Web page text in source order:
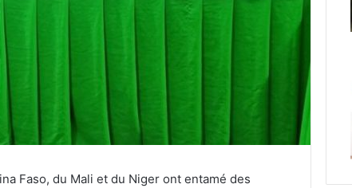
Faso, du Mali et du Niger ont entamé des